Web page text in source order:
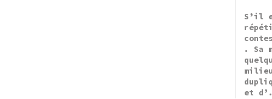
S’il
. Sa
et